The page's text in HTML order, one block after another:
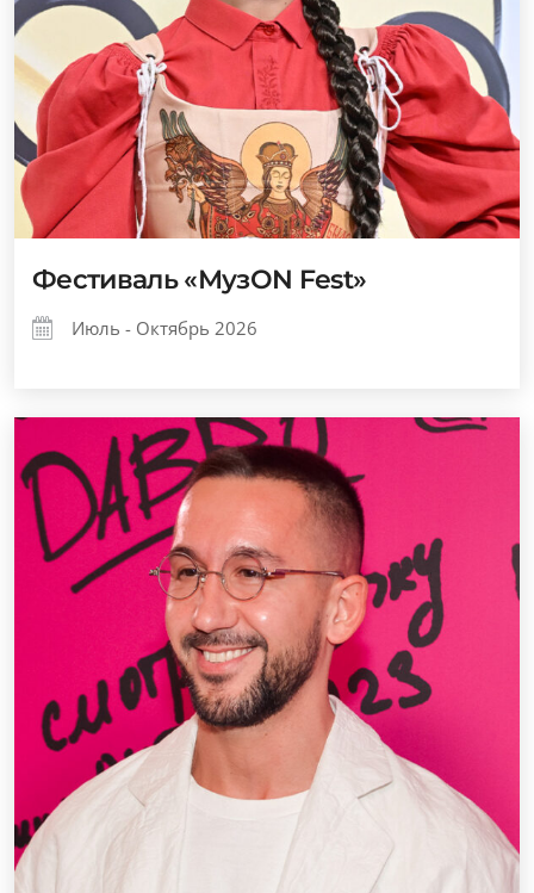
Фестиваль «МузОN Fest»
Июль - Октябрь 2026